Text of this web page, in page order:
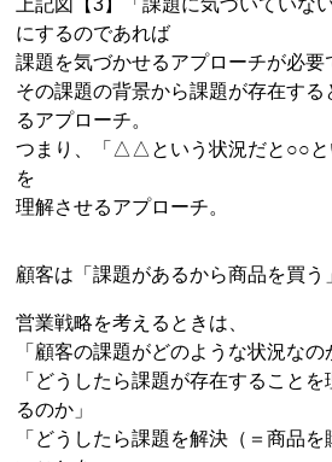
上記図【3】「課題に気づいていな
にするのであれば
課題を気づかせるアプローチが必要
その課題の背景から課題が存在す
るアプローチ。
つまり、「△△という状況だと○○と
を
理解させるアプローチ。
顧客は「課題があるから商品を買う
営業戦略を考えるときは、
「顧客の課題がどのような状況なの
「どうしたら課題が存在すること
るのか」
「どうしたら課題を解決（＝商品